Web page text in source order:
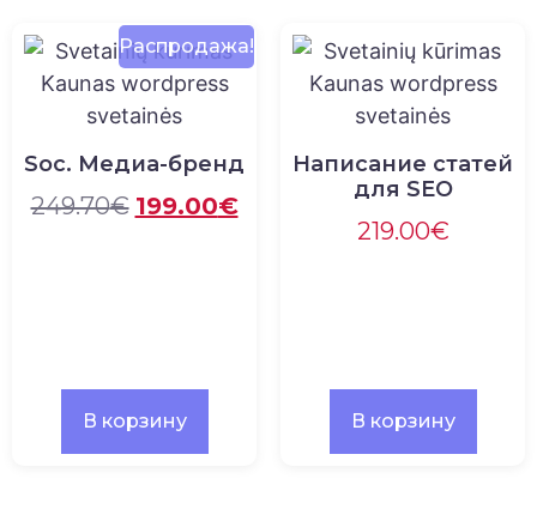
Распродажа!
Soc. Медиа-бренд
249.70€ 199.00€
В корзину
Написание статей
для SEO
219.00€
В корзину